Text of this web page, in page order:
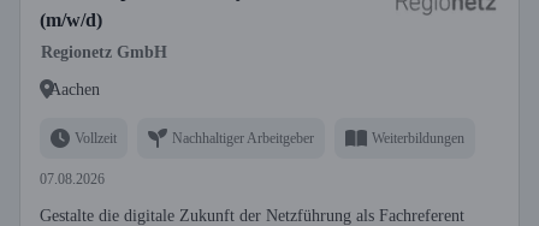
(m/w/d)
Regionetz GmbH
Aachen
Vollzeit Nachhaltiger Arbeitgeber Weiterbildungen
07.08.2026
Gestalte die digitale Zukunft der Netzführung als Fachreferent